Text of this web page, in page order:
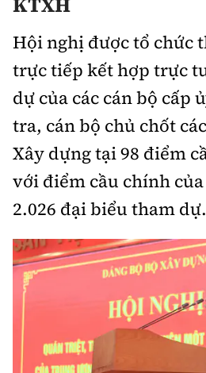
Đường sắt tốc độ cao
Đường thủy
Hàng hải
Đường sắt đô thị
Nhà thầu
Mời thầu - Đấu thầu
Thi viết về GTVT
Bảo hiểm
Doanh nghiệp
Điều tra
Pháp đình
Hỏi - Đáp
Văn hóa giao thông
Lái xe an toàn
Chung tay vì ATGT
Gương sáng giao thông
Y tế
Đời sống
Lao động - Công đoàn
Văn hóa - Giải Trí
Văn hóa
Showbiz
Điện ảnh
Thể thao
Bóng đá
Bình luận
Hậu trường sao
360 độ thể thao
Công nghệ
Công nghệ mới
Sản phẩm mới
Tư vấn
Thế giới
Thời sự Quốc tế
Hồ sơ tài liệu
Thế giới giao thông
Thế giới xây dựng
Du lịch
Lối sống
Video
Thời sự
Khám phá
Hội nghị được tổ chức
trực tiếp kết hợp trực
dự của các cán bộ cấp
tra, cán bộ chủ chốt
Xây dựng tại 98 điểm
với điểm cầu chính
2.026 đại biểu tham dự.